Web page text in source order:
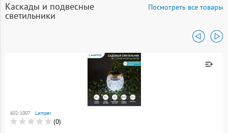
Каскады и подвесные
светильники
Посмотреть все товары
Товар добавлен к
сравнению
602-1007 Lamper
(0)